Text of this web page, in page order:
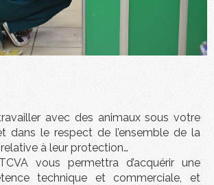
avec des animaux sous votre
dans le respect de l’ensemble de la
à leur protection…
vous permettra d’acquérir une
technique et commerciale, et